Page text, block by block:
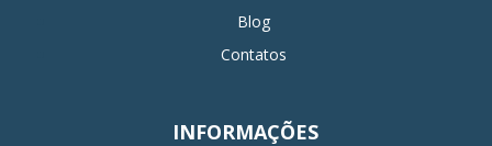
Blog
Contatos
INFORMAÇÕES